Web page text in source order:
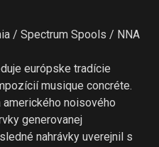
/ Spectrum Spools / NNA
európske tradície
musique concréte.
noisového
generovanej
nahrávky uverejnil s